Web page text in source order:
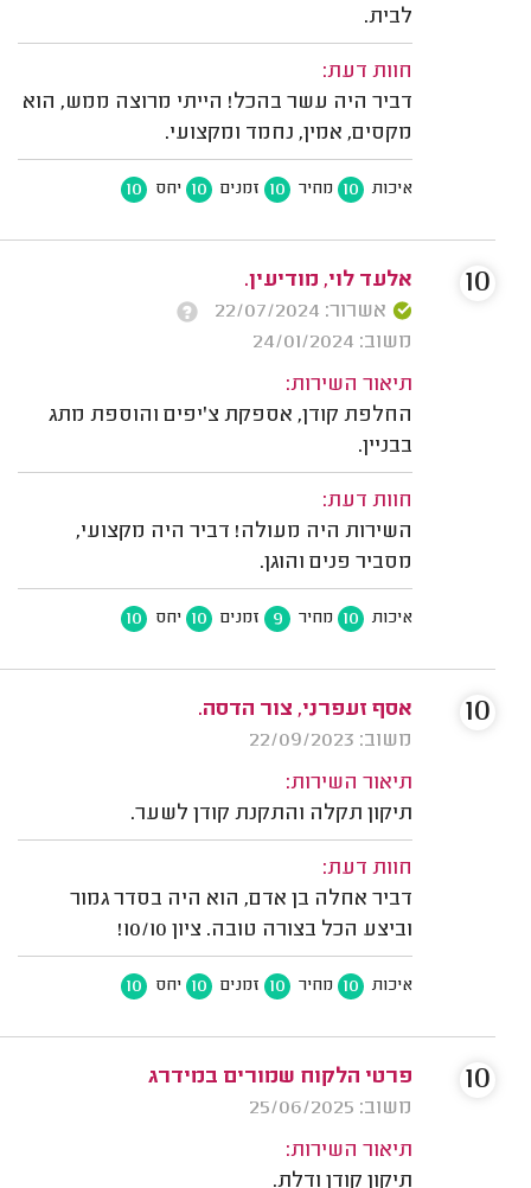
לבית.
חוות דעת:
דביר היה עשר בהכל! הייתי מרוצה ממש, הוא
מקסים, אמין, נחמד ומקצועי.
איכות 10 מחיר 10 זמנים 10 יחס 10
אלעד לוי, מודיעין.
אשרור: 22/07/2024
משוב: 24/01/2024
תיאור השירות:
החלפת קודן, אספקת צ'יפים והוספת מתג
בבניין.
חוות דעת:
השירות היה מעולה! דביר היה מקצועי,
מסביר פנים והוגן.
איכות 10 מחיר 9 זמנים 10 יחס 10
10
אסף זעפרני, צור הדסה.
משוב: 22/09/2023
תיאור השירות:
תיקון תקלה והתקנת קודן לשער.
חוות דעת:
דביר אחלה בן אדם, הוא היה בסדר גמור
וביצע הכל בצורה טובה. ציון 10/10!
איכות 10 מחיר 10 זמנים 10 יחס 10
10
פרטי הלקוח שמורים במידרג
משוב: 25/06/2025
תיאור השירות:
תיקון קודן ודלת.
10